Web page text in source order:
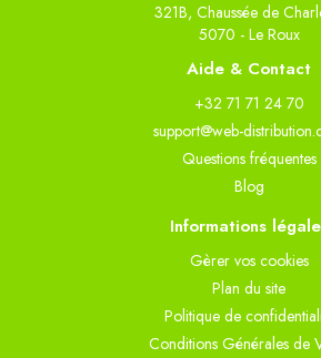
321B, Chaussée de
5070 - Le Roux
Aide & Contact
+32 71 71 24 70
support@web-
Questions fréquentes
Blog
Informations
Gèrer vos cookies
Plan du site
Politique de
Conditions Générales de